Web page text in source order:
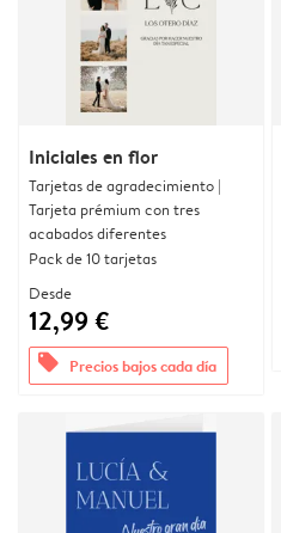
Iniciales en flor
Tarjetas de agradecimiento |
Tarjeta prémium con tres
acabados diferentes
Pack de 10 tarjetas
Desde
12,99 €
offers Precios bajos cada día